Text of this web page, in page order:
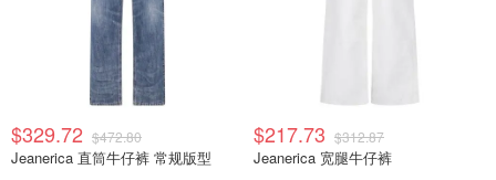
$329.72 $472.80
Jeanerica 直筒牛仔裤 常规版型
$217.73 $312.87
Jeanerica 宽腿牛仔裤